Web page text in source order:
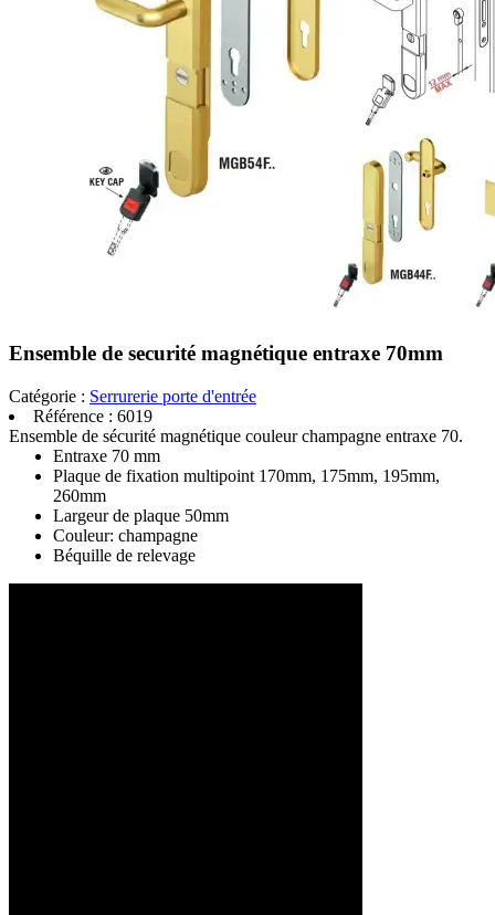
Ensemble de securité magnétique entraxe 70mm
Catégorie : Serrurerie porte d'entrée
Référence : 6019
Ensemble de sécurité magnétique couleur champagne entraxe 70.
Entraxe 70 mm
Plaque de fixation multipoint 170mm, 175mm, 195mm,
260mm
Largeur de plaque 50mm
Couleur: champagne
Béquille de relevage